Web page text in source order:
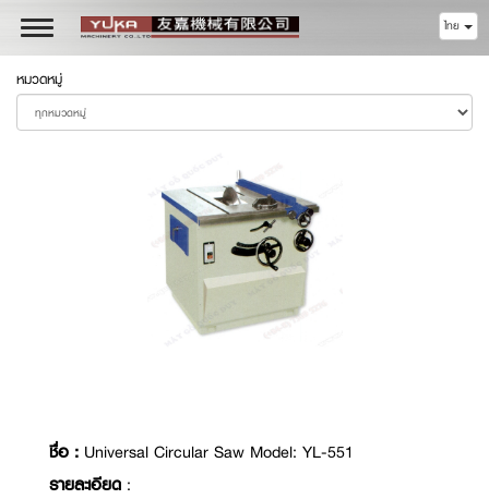
Toggle
navigation
ไทย
หมวดหมู่
ชื่อ : Universal Circular Saw Model: YL-551
รายละเอียด :